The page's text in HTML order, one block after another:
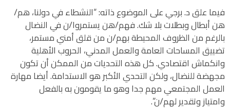
فيما علق د. برجي على الموضوع ذاته: “النشطاء في دولنا، هم/
هن أبطال وبطلات بلا شك. فهم/هن يستمروا/ن في النضال
بالرغم من الظروف المحيطة بهم/ن من قلق أمني مستمر،
تضييق المساحات العامة والعمل المدني، الحروب الأهلية
وانكماش اقتصادي. كل هذه التحديات من الممكن أن تكون
مجهضة للنضال، ولكن التحدي الأكبر هو الاستدامة. أيضا مهارة
العمل المجتمعي مهم جدا وهو ما يقومون به بالفعل
وامتياز وتقدير لهم/ن”.